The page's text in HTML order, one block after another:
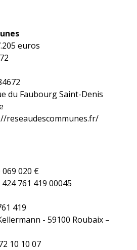
euros
du Faubourg Saint-Denis
reseaudescommunes.fr/
069 020 €
761 419 00045
419
- 59100 Roubaix –
10 10 07